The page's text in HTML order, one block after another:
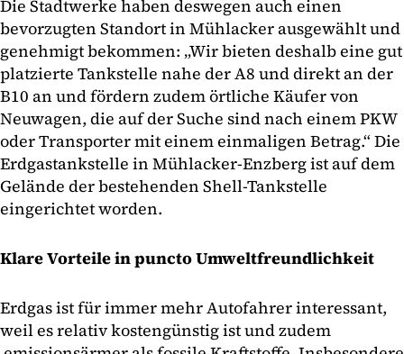
Die Stadtwerke haben deswegen auch einen
bevorzugten Standort in Mühlacker ausgewählt und
genehmigt bekommen: „Wir bieten deshalb eine gut
platzierte Tankstelle nahe der A8 und direkt an der
B10 an und fördern zudem örtliche Käufer von
Neuwagen, die auf der Suche sind nach einem PKW
oder Transporter mit einem einmaligen Betrag.“ Die
Erdgastankstelle in Mühlacker-Enzberg ist auf dem
Gelände der bestehenden Shell-Tankstelle
eingerichtet worden.
Klare Vorteile in puncto Umweltfreundlichkeit
Erdgas ist für immer mehr Autofahrer interessant,
weil es relativ kostengünstig ist und zudem